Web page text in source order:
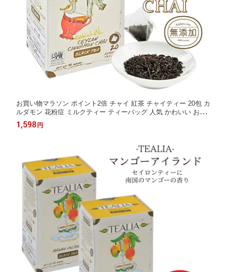
お買い物マラソン ポイント2倍 チャイ 紅茶 チャイティー 20包 カ
ルダモン 花粉症 ミルクティー ティーバッグ 人気 かわいい おし
ゃれ プレゼント 冷え性 シナモン セイロンシナモン ダイエット
紅茶 紅茶専門店 お茶 上品 セイロンティー カフェ レストラン
1,598 円